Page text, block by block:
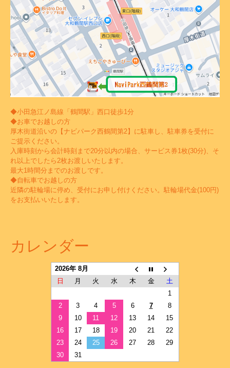
◆小田急江ノ島線「鶴間駅」西口徒歩1分
◆お車でお越しの方
厚木街道沿いの【ナビパーク西鶴間第2】に駐車し、駐車券を受付に
ご提示ください。
入庫時刻から会計時刻まで20分以内の場合、サービス券1枚(30分)、そ
れ以上でしたら2枚お渡しいたします。
最大1時間分までのお渡しです。
◆自転車でお越しの方
近隣の駐輪場に停め、受付にお申し付けください。駐輪場代金(100円)
をお支払いいたします。
カレンダー
2026年 8月
日
月 火 水 木 金
土
1
2
3 4 5 6 7
8
9
10 11 12 13 14
15
16
17 18 19 20 21
22
23
24 25 26 27 28
29
30
31